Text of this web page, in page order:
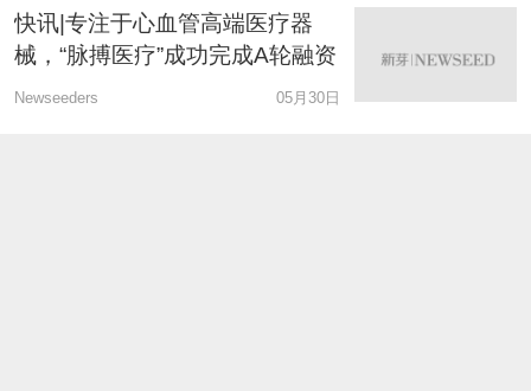
快讯|专注于心血管高端医疗器
械，“脉搏医疗”成功完成A轮融资
Newseeders 05月30日